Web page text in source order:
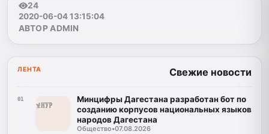
24
2020-06-04 13:15:04
АВТОР ADMIN
ЛЕНТА Свежие новости
01
Минцифры Дагестана разработан бот по
созданию корпусов национальных языков
народов Дагестана
Общество•07.08.2026